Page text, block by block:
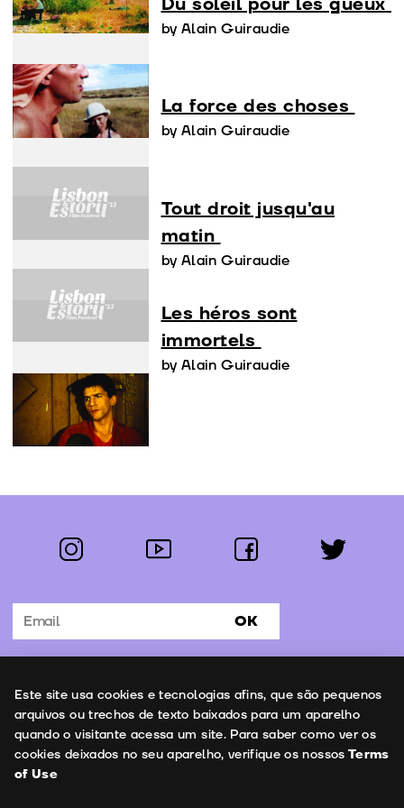
by Alain Guiraudie
La force des choses
by Alain Guiraudie
Tout droit jusqu'au
matin
by Alain Guiraudie
Les héros sont
immortels
by Alain Guiraudie
Follow us:
instagram youtube facebook twitter
Subscribe to the newsletter OK
Contacts
Este site usa cookies e tecnologias afins, que são pequenos
arquivos ou trechos de texto baixados para um aparelho
quando o visitante acessa um site. Para saber como ver os
cookies deixados no seu aparelho, verifique os nossos Terms
of Use